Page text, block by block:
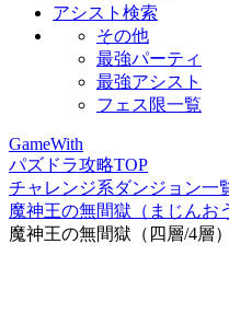
アシスト検索
その他
最強パーティ
最強アシスト
フェス限一覧
GameWith
パズドラ攻略TOP
チャレンジ系ダンジョン一
魔神王の無間獄（まじんお
魔神王の無間獄（四層/4層